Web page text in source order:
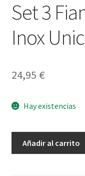
Set 3
Inox
24,95 €
Hay existencias
Añadir al carrito